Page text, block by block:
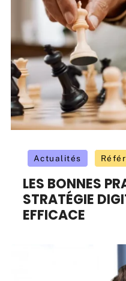
Actualités
LES BONNES
STRATÉGIE
EFFICACE